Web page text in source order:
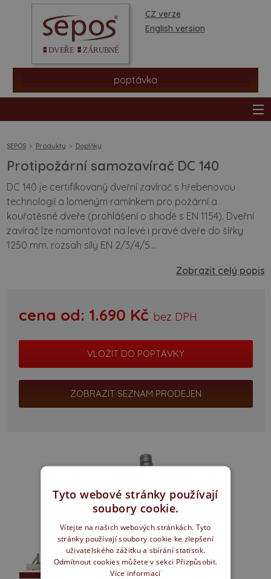
CZ verze
English version
poptávka
prodejní síť
informace a rady
SEPOS Produkty Doplňky
Protipožární samozavírač DC 140
DC 140 je certifikovaný dveřní zavírač s hřebenovou
technologií a lomeným ramínkem pro požární a
kouřotěsné dveře (prohlášení o shodě s EN 1154). Dveřní
zavírač lze namontovat na levé i pravé dveře do šířky
1250 mm. rozsah síly EN 2/3/4/5...
Zobrazit celý popis
cena od: 1.690 Kč bez DPH
ZOBRAZIT SEZNAM PRODEJEN
Tyto webové stránky používají
soubory cookie.
Vítejte na našich webových stránkách. Tyto
stránky používají soubory cookie ke zlepšení
uživatelského zážitku a sbírání statistik.
Odmítnout cookies můžete v sekci Přizpůsobit.
Více informací